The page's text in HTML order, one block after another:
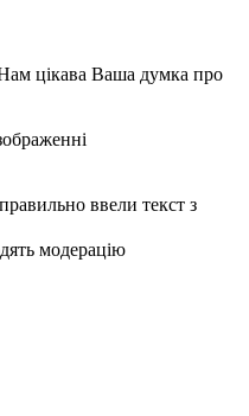
цікава Ваша думка про
ввели текст з
модерацію